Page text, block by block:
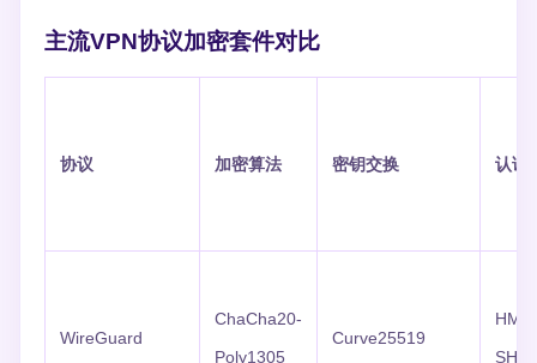
主流VPN协议加密套件对比
协议 加密算法 密钥交换 认证
WireGuard
ChaCha20-
Poly1305
Curve25519